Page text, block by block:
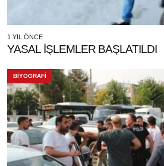
1 YIL ÖNCE
YASAL İŞLEMLER BAŞLATILDI
BİYOGRAFİ